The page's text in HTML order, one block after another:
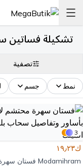
تشكيلة فساتين
تصفية
نمط جسم
3
ك١٩٫٢٣
Modamihram فستان